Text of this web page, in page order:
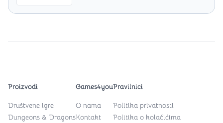
Proizvodi
Društvene igre
Dungeons & Dragons
Games4you
O nama
Kontakt
Pravilnici
Politika privatnosti
Politika o kolačićima